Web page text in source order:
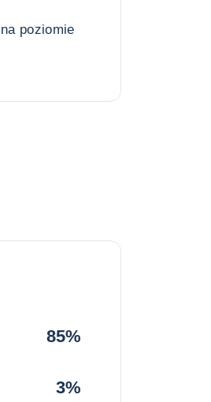
poziomie
85%
3%